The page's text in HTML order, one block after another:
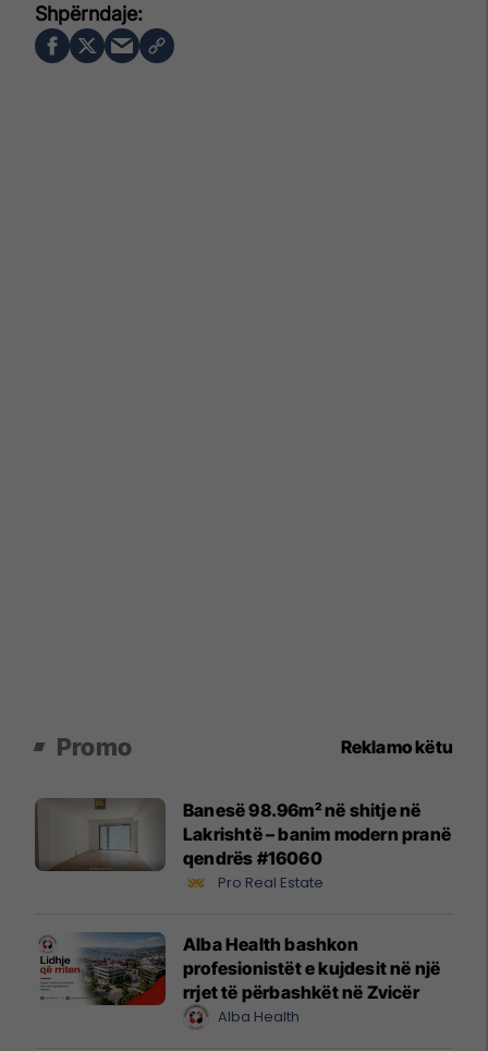
Promo Reklamo këtu
Banesë 98.96m² në shitje në
Lakrishtë – banim modern pranë
qendrës #16060
Pro Real Estate
Alba Health bashkon
profesionistët e kujdesit në një
rrjet të përbashkët në Zvicër
Alba Health